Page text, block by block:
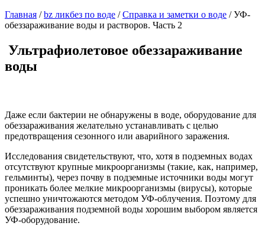
Главная /bz ликбез по воде /Справка и заметки о воде /УФ-
обеззараживание воды и растворов. Часть 2
Ультрафиолетовое обеззараживание
воды
Даже если бактерии не обнаружены в воде, оборудование для
обеззараживания желательно устанавливать с целью
предотвращения сезонного или аварийного заражения.
Исследования свидетельствуют, что, хотя в подземных водах
отсутствуют крупные микроорганизмы (такие, как, например,
гельминты), через почву в подземные источники воды могут
проникать более мелкие микроорганизмы (вирусы), которые
успешно уничтожаются методом УФ-облучения. Поэтому для
обеззараживания подземной воды хорошим выбором является
УФ-оборудование.